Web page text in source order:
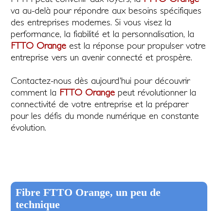
va au-delà pour répondre aux besoins spécifiques
des entreprises modernes. Si vous visez la
performance, la fiabilité et la personnalisation, la
FTTO Orange est la réponse pour propulser votre
entreprise vers un avenir connecté et prospère.
Contactez-nous dès aujourd'hui pour découvrir
comment la FTTO Orange peut révolutionner la
connectivité de votre entreprise et la préparer
pour les défis du monde numérique en constante
évolution.
Fibre FTTO Orange, un peu de
technique